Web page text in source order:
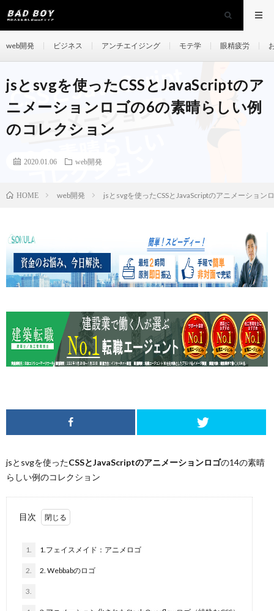
web開発 ビジネス アンチエイジング モテ学 眼精疲労
jsとsvgを使ったCSSとJavaScriptのア
ニメーションロゴの6の素晴らしい例
のコレクション
2020.01.06 web開発
HOME web開発 jsとsvgを使ったCSSとJavaScriptのアニメーショ
jsとsvgを使ったCSSとJavaScriptのアニメーションロゴの14の素晴
らしい例のコレクション
目次
1. 1.フェイスメイド：アニメロゴ
2. 2. Webbabのロゴ
3.